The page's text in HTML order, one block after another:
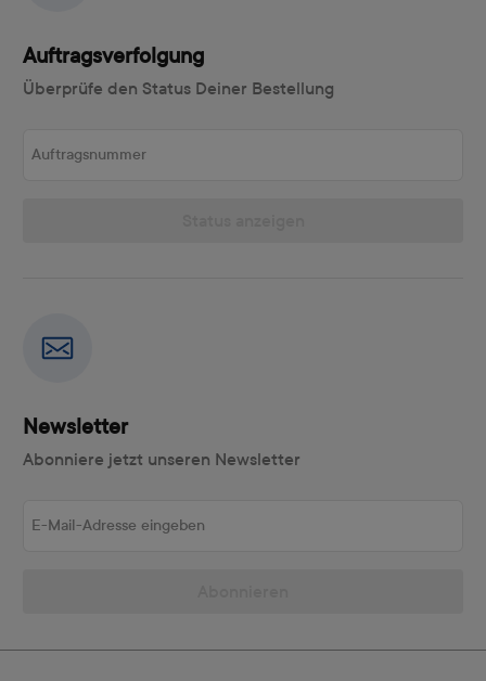
Auftragsverfolgung
Überprüfe den Status Deiner Bestellung
Newsletter
Abonniere jetzt unseren Newsletter